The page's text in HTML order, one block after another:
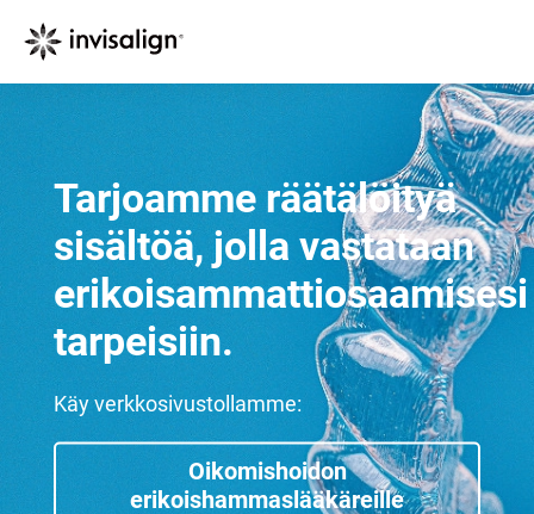
Tarjoamme räätälöityä
sisältöä, jolla vastataan
erikoisammattiosaamisesi
tarpeisiin.
Käy verkkosivustollamme:
Oikomishoidon
erikoishammaslääkäreille